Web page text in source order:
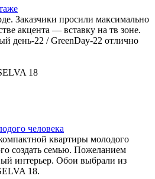
Заказчики просили максимально
акцента — вставку на тв зоне.
день-22 / GreenDay-22 отлично
18
человека
квартиры молодого
создать семью. Пожеланием
интерьер. Обои выбрали из
18.